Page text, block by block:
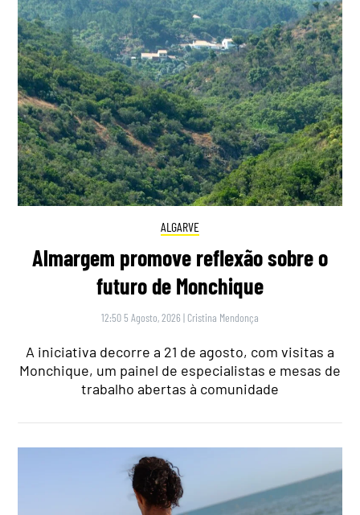
ALGARVE
Almargem promove reflexão sobre o
futuro de Monchique
12:50 5 Agosto, 2026 | Cristina Mendonça
A iniciativa decorre a 21 de agosto, com visitas a
Monchique, um painel de especialistas e mesas de
trabalho abertas à comunidade